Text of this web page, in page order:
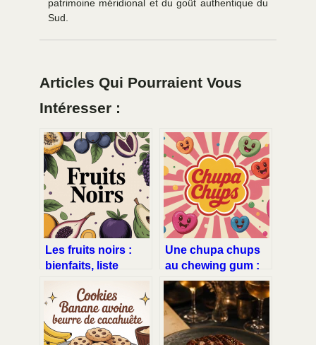
patrimoine méridional et du goût authentique du
Sud.
Articles Qui Pourraient Vous
Intéresser :
Les fruits noirs :
bienfaits, liste
pour les
consommer
Une chupa chups
au chewing gum :
le guide gourmand
ultime